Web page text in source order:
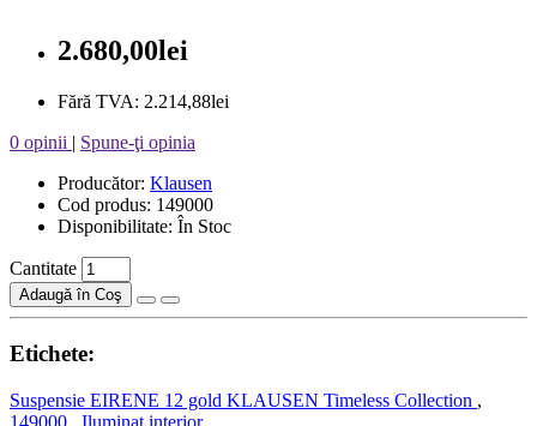
2.680,00lei
Fără TVA: 2.214,88lei
0 opinii | Spune-ţi opinia
Producător: Klausen
Cod produs: 149000
Disponibilitate: În Stoc
Cantitate
Adaugă în Coş
Etichete:
Suspensie EIRENE 12 gold KLAUSEN Timeless Collection ,
149000
Iluminat interior